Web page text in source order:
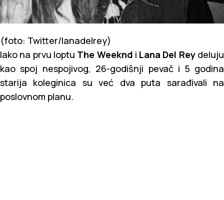
(foto: Twitter/lanadelrey)
Iako na prvu loptu The Weeknd i Lana Del Rey deluju
kao spoj nespojivog, 26-godišnji pevač i 5 godina
starija koleginica su već dva puta sarađivali na
poslovnom planu.